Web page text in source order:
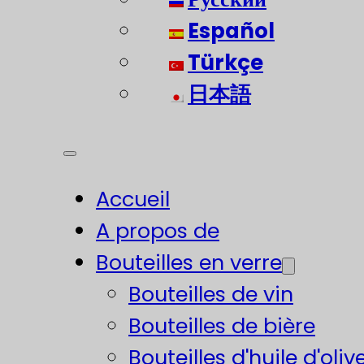
Español
Türkçe
日本語
Accueil
A propos de
Bouteilles en verre
Bouteilles de vin
Bouteilles de bière
Bouteilles d'huile